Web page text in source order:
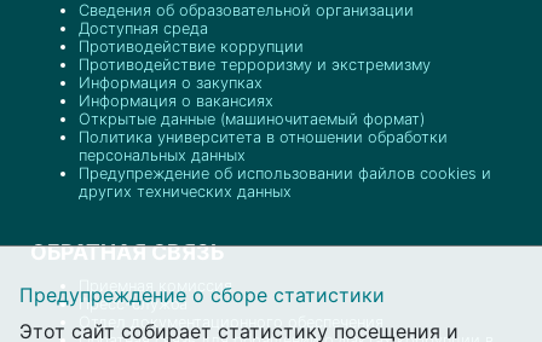
Сведения об образовательной организации
Доступная среда
Противодействие коррупции
Противодействие терроризму и экстремизму
Информация о закупках
Информация о вакансиях
Открытые данные (машиночитаемый формат)
Политика университета в отношении обработки
персональных данных
Предупреждение об использовании файлов cookies и
других технических данных
ОБРАТНАЯ СВЯЗЬ
Приемная комиссия
Пресс-служба
Отдел документационного обеспечения
Предупреждение о сборе статистики
Этот сайт собирает статистику посещения и